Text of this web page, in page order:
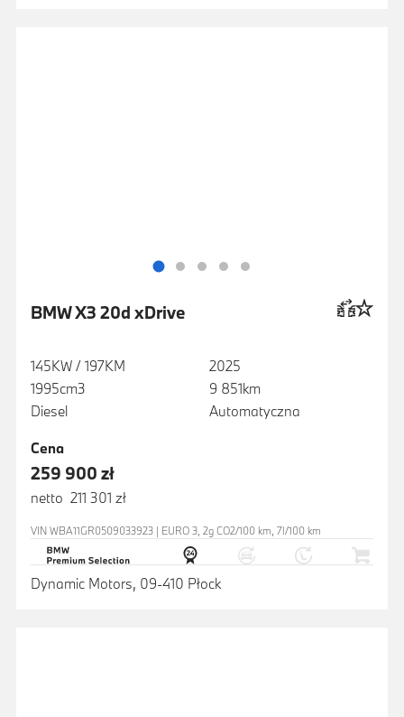
BMW X3 20d xDrive
145KW / 197KM
1995cm3
Diesel
2025
9 851km
Automatyczna
Cena
259 900 zł
netto 211 301 zł
VIN WBA11GR0509033923 | EURO 3, 2g CO2/100 km, 7l/100 km
Dynamic Motors, 09-410 Płock